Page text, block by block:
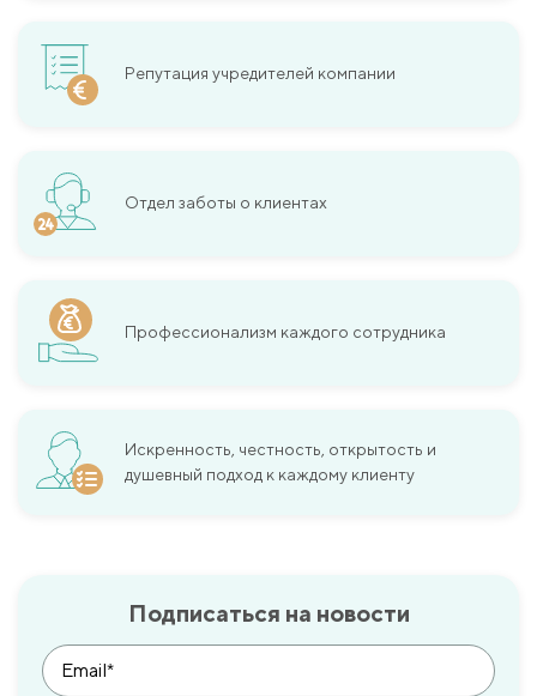
Репутация учредителей компании
Отдел заботы о клиентах
Профессионализм каждого сотрудника
Искренность, честность, открытость и
душевный подход к каждому клиенту
Подписаться на новости